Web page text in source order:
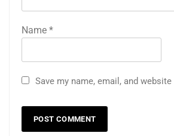
Name *
Save my name, email, and